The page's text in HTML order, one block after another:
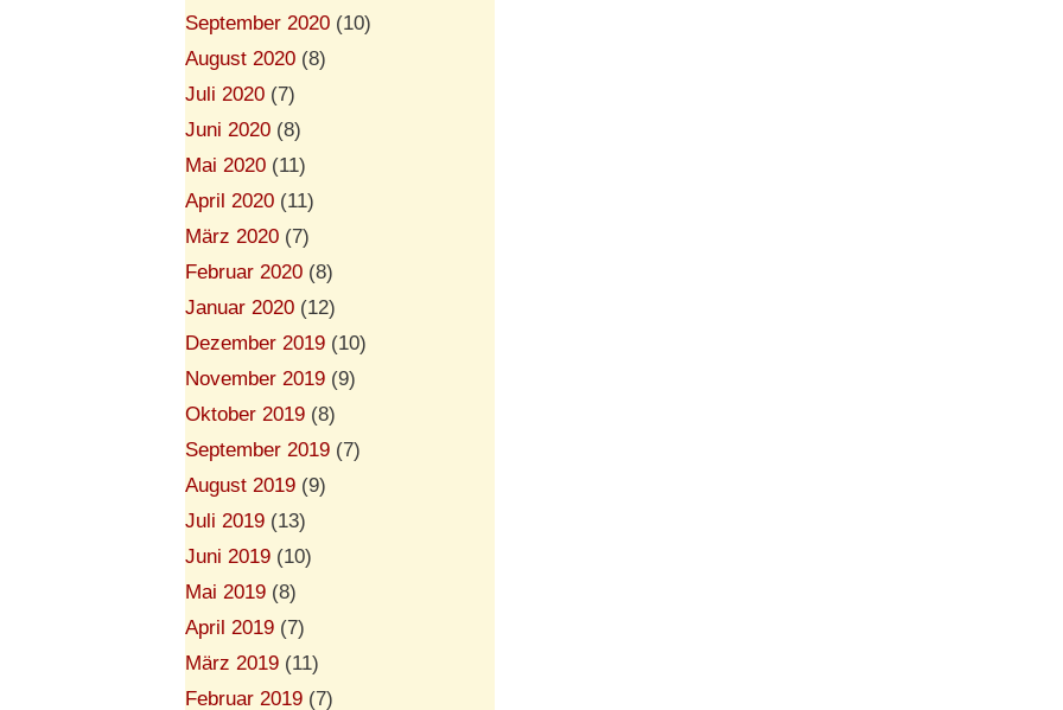
September 2020 (10)
August 2020 (8)
Juli 2020 (7)
Juni 2020 (8)
Mai 2020 (11)
April 2020 (11)
März 2020 (7)
Februar 2020 (8)
Januar 2020 (12)
Dezember 2019 (10)
November 2019 (9)
Oktober 2019 (8)
September 2019 (7)
August 2019 (9)
Juli 2019 (13)
Juni 2019 (10)
Mai 2019 (8)
April 2019 (7)
März 2019 (11)
Februar 2019 (7)